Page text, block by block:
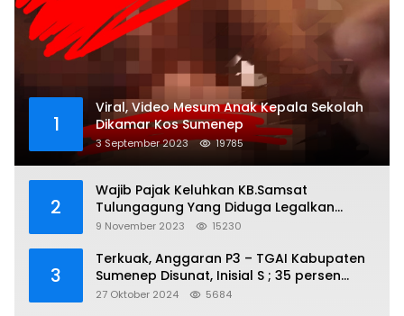
1
Viral, Video Mesum Anak Kepala Sekolah
Dikamar Kos Sumenep
3 September 2023 19785
2
Wajib Pajak Keluhkan KB.Samsat
Tulungagung Yang Diduga Legalkan
Pungli
9 November 2023 15230
3
Terkuak, Anggaran P3 – TGAI Kabupaten
Sumenep Disunat, Inisial S ; 35 persen
Bagian Oknum DPR- RI
27 Oktober 2024 5684